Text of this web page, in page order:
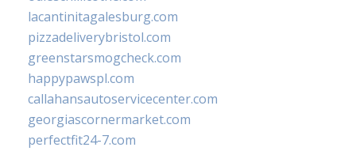
lacantinitagalesburg.com
pizzadeliverybristol.com
greenstarsmogcheck.com
happypawspl.com
callahansautoservicecenter.com
georgiascornermarket.com
perfectfit24-7.com